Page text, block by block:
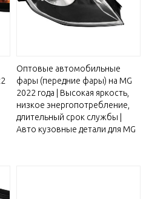
Оптовые автомобильные
фары (передние фары) на MG
2022 года | Высокая яркость,
низкое энергопотребление,
длительный срок службы |
Авто кузовные детали для MG